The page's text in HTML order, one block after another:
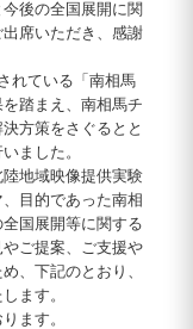
後の全国展開に関
席いただき、感謝
れている「南相馬
踏まえ、南相馬チ
方策をさぐるとと
ました。
地域映像提供実験
目的であった南相
国展開等に関する
ご提案、ご支援や
、下記のとおり、
ます。
ます。